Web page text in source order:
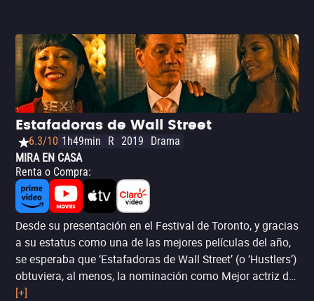
Estafadoras de Wall Street
6.3/10 1h49min R 2019
Drama
MIRA EN CASA
Renta o Compra:
Desde su presentación en el Festival de Toronto, y gracias
a su estatus como una de las mejores películas del año,
se esperaba que ‘Estafadoras de Wall Street’ (o ‘Hustlers’)
obtuviera, al menos, la nominación como Mejor actriz de
reparto para Jennifer Lopez. Sin embargo, no hubo amor
[+]